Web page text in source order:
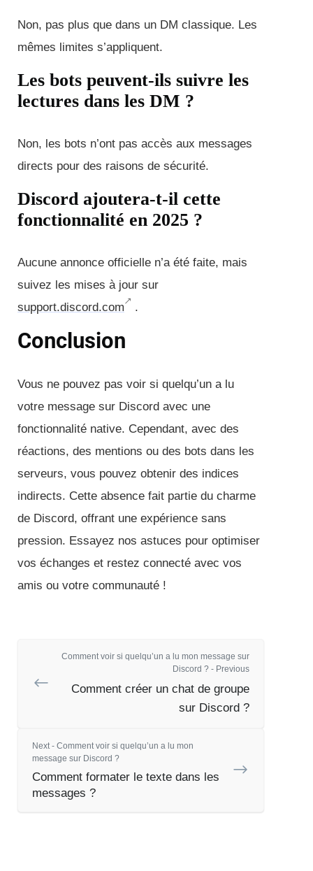
Non, pas plus que dans un DM classique. Les
mêmes limites s’appliquent.
Les bots peuvent-ils suivre les
lectures dans les DM ?
Non, les bots n’ont pas accès aux messages
directs pour des raisons de sécurité.
Discord ajoutera-t-il cette
fonctionnalité en 2025 ?
Aucune annonce officielle n’a été faite, mais
suivez les mises à jour sur
support.discord.com
.
Conclusion
Vous ne pouvez pas voir si quelqu’un a lu
votre message sur Discord avec une
fonctionnalité native. Cependant, avec des
réactions, des mentions ou des bots dans les
serveurs, vous pouvez obtenir des indices
indirects. Cette absence fait partie du charme
de Discord, offrant une expérience sans
pression. Essayez nos astuces pour optimiser
vos échanges et restez connecté avec vos
amis ou votre communauté !
Comment voir si quelqu’un a lu mon message sur
Discord ? - Previous
Comment créer un chat de groupe
sur Discord ?
Next - Comment voir si quelqu’un a lu mon
message sur Discord ?
Comment formater le texte dans les
messages ?